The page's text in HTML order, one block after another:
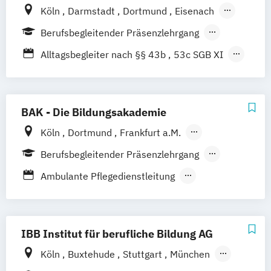
Köln
Darmstadt Dortmund
Eisenach
Essen
Fulda Gießen
Hamburg
Münster Siegen Trier
Berufsbegleitender Präsenzlehrgang
Fernlehrgang
Vollzeit
Alltagsbegleiter nach §§ 43b
53c SGB XI
Fachkraft für Dokumentation und
Pflegeeinstufung
Fachkraft für Pflege- und Sozialberatung
Fachkraft für außerklinische Intensivpflege
Gerontopsychiatrische Fachkraft
Handlungskompetenzen in der
BAK - Die Bildungsakademie
Köln Dortmund
Frankfurt a.M.
Kaiserslautern
Karlsruhe
Kassel
Berufsbegleitender Präsenzlehrgang
Vollzeit
Ambulante Pflegedienstleitung
Präventionsbeauftragter
IBB Institut für berufliche Bildung AG
Köln Buxtehude Stuttgart
München